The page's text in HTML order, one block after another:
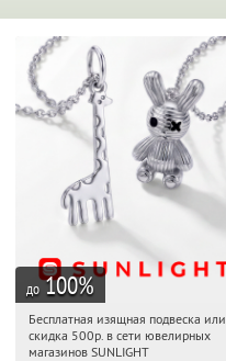
до 100%
20:34:00 Получили:
Россия
Бесплатная изящная подвеска или
скидка 500р. в сети ювелирных
магазинов SUNLIGHT